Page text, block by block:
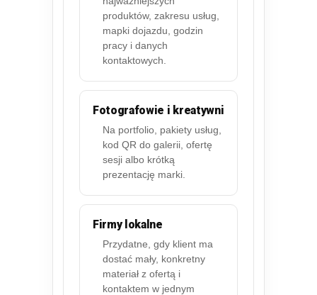
produktów, zakresu usług,
mapki dojazdu, godzin
pracy i danych
kontaktowych.
Fotografowie i kreatywni
Na portfolio, pakiety usług,
kod QR do galerii, ofertę
sesji albo krótką
prezentację marki.
Firmy lokalne
Przydatne, gdy klient ma
dostać mały, konkretny
materiał z ofertą i
kontaktem w jednym